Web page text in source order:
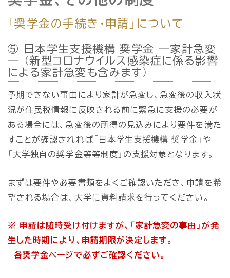
「奨学金の手続き・申請」について
⑤ 日本学生支援機構 奨学金 ―家計急変
― （新型コロナウイルス感染症に係る影響
による家計急変も含みます）
予期できない事由により家計が急変し、急変後の収入状
況が住民税情報に反映される前に緊急に支援の必要が
ある場合には、急変後の所得の見込みにより要件を満た
すことが確認されれば「日本学生支援機構 奨学金」や
「大学独自の奨学金等等制度」の支援対象となります。
まずは要件や必要書類をよくご確認いただき、申請を希
望される場合は、大学に資料請求を行ってください。
※ 申請は随時受け付けますが、「家計急変の事由」が発
生した時期により、申請期限が決定します。
各奨学金ページで必ずご確認ください。